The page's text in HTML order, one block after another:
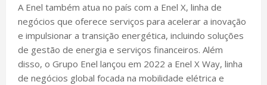
A Enel também atua no país com a Enel X, linha de
negócios que oferece serviços para acelerar a inovação
e impulsionar a transição energética, incluindo soluções
de gestão de energia e serviços financeiros. Além
disso, o Grupo Enel lançou em 2022 a Enel X Way, linha
de negócios global focada na mobilidade elétrica e